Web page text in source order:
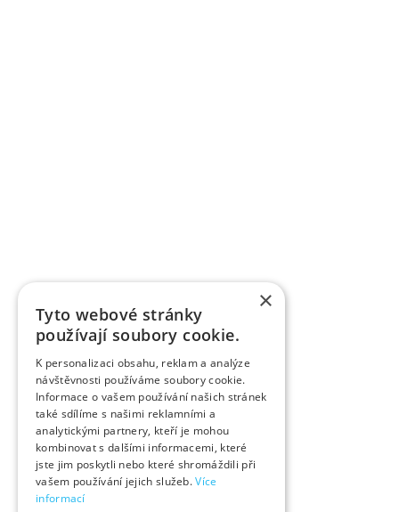
×
Tyto webové stránky
používají soubory cookie.
K personalizaci obsahu, reklam a analýze
návštěvnosti používáme soubory cookie.
Informace o vašem používání našich stránek
také sdílíme s našimi reklamními a
analytickými partnery, kteří je mohou
kombinovat s dalšími informacemi, které
jste jim poskytli nebo které shromáždili při
vašem používání jejich služeb.Více
informací